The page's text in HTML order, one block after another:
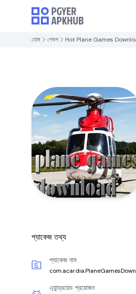
হোম গেমস Hot Plane Games
প্যাকেজ তথ্য
প্যাকেজ নাম
এ্যান্ড্রয়েড প্রয়োজন